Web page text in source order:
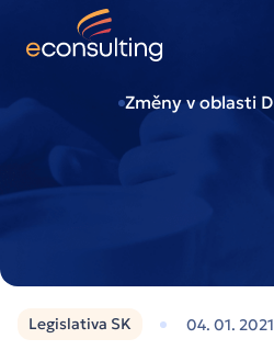
Digitální kancelář
Případové studie
O nás
Legislativa SK 04. 01. 2021